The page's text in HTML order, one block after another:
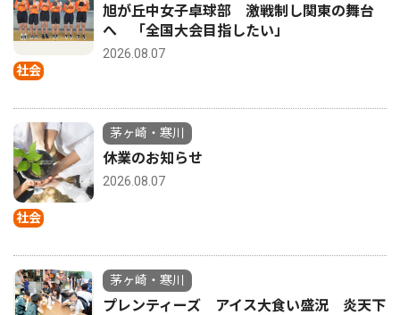
社会
旭が丘中女子卓球部 激戦制し関東の舞台
へ 「全国大会目指したい」
2026.08.07
社会
茅ヶ崎・寒川
休業のお知らせ
2026.08.07
茅ヶ崎・寒川
プレンティーズ アイス大食い盛況 炎天下